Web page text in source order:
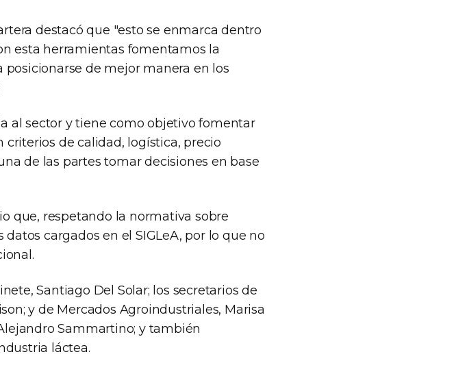
destacó que "esto se enmarca dentro
esta herramientas fomentamos la
de mejor manera en los
al sector y tiene como objetivo fomentar
criterios de calidad, logística, precio
de las partes tomar decisiones en base
que, respetando la normativa sobre
cargados en el SIGLeA, por lo que no
Santiago Del Solar; los secretarios de
y de Mercados Agroindustriales, Marisa
Sammartino; y también
láctea.